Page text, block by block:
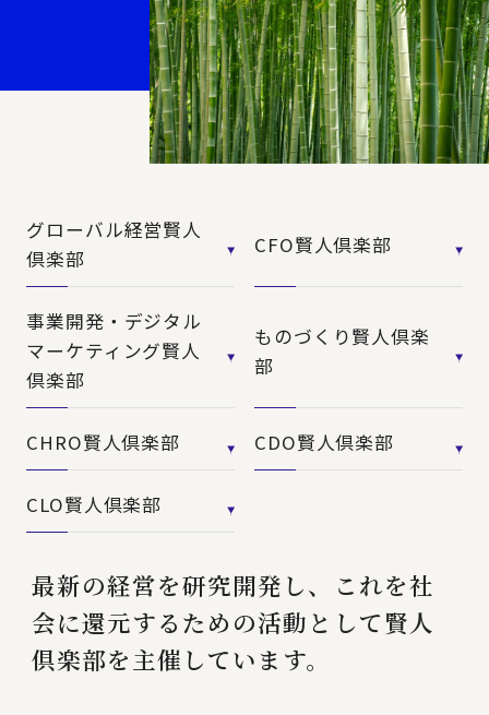
グローバル経営賢人
倶楽部
CFO賢人倶楽部
事業開発・デジタル
マーケティング賢人
倶楽部
ものづくり賢人倶楽
部
CHRO賢人倶楽部 CDO賢人倶楽部
CLO賢人倶楽部
最新の経営を研究開発し、これを社
会に還元するための活動として賢人
倶楽部を主催しています。